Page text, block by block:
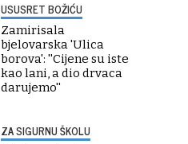
USUSRET BOŽIĆU
Zamirisala
bjelovarska 'Ulica
borova': ''Cijene su iste
kao lani, a dio drvaca
darujemo''
ZA SIGURNU ŠKOLU